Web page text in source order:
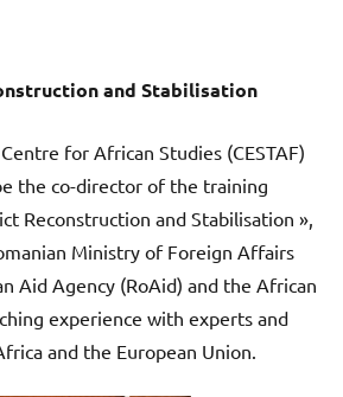
and Stabilisation
for African Studies (CESTAF)
the co-director of the training
Reconstruction and Stabilisation »,
Ministry of Foreign Affairs
Aid Agency (RoAid) and the African
experience with experts and
and the European Union.